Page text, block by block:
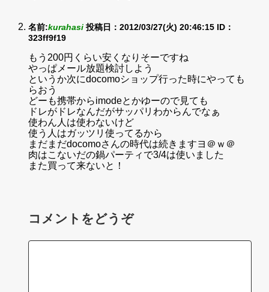
名前:kurahasi 投稿日：2012/03/27(火) 20:46:15 ID：
323ff9f19
もう200円くらい安くなりそーですね
やっぱメール放題検討しよう
というか次にdocomoショップ行った時にやっても
らおう
どーも携帯からimodeとかゆーので見ても
ドレがドレなんだがサッパリわからんでなぁ
使わん人は使わないけど
使う人はガッツリ使ってるから
まだまだdocomoさんの時代は続きますヨ＠ｗ＠
肉はこないだの鍋パーティで3/4は使いました
また買って来ないと！
コメントをどうぞ